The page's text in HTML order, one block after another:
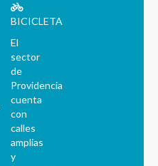
BICICLETA
El
sector
de
Providencia
cuenta
con
calles
amplias
y